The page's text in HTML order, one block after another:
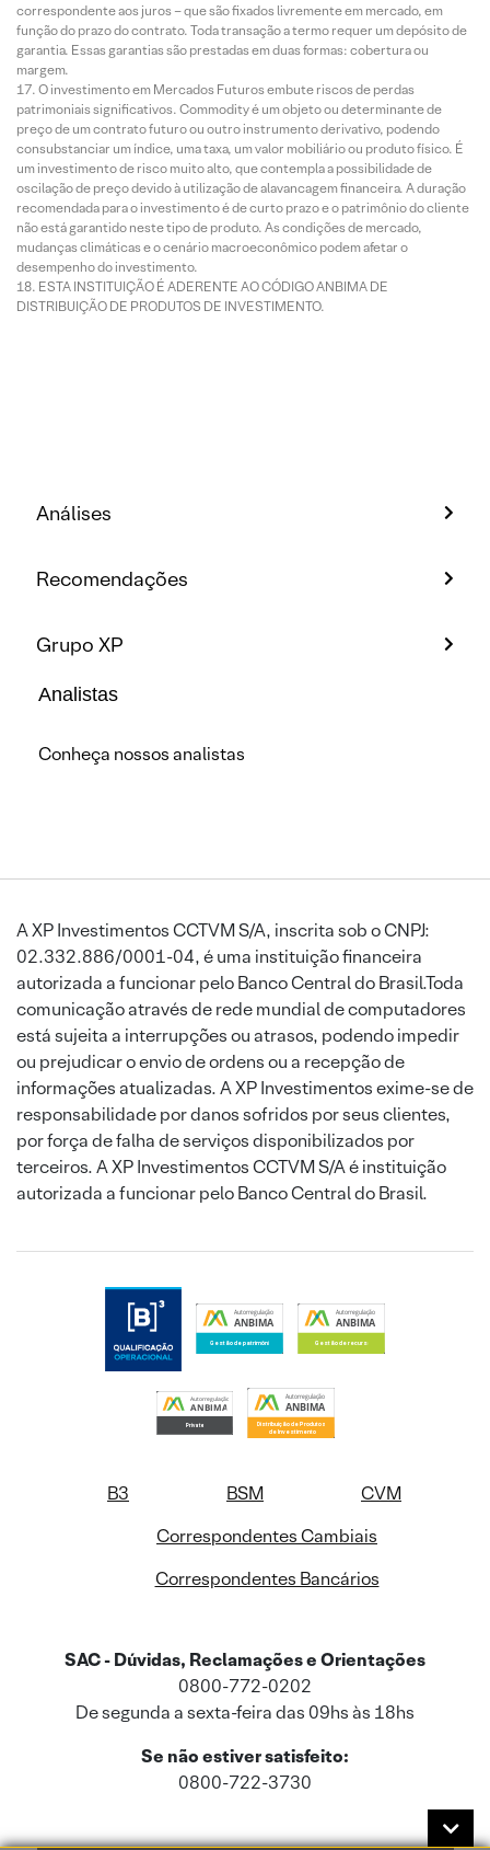
correspondente aos juros – que são fixados livremente em mercado, em
função do prazo do contrato. Toda transação a termo requer um depósito de
garantia. Essas garantias são prestadas em duas formas: cobertura ou
margem.
O investimento em Mercados Futuros embute riscos de perdas
patrimoniais significativos. Commodity é um objeto ou determinante de
preço de um contrato futuro ou outro instrumento derivativo, podendo
consubstanciar um índice, uma taxa, um valor mobiliário ou produto físico. É
um investimento de risco muito alto, que contempla a possibilidade de
oscilação de preço devido à utilização de alavancagem financeira. A duração
recomendada para o investimento é de curto prazo e o patrimônio do cliente
não está garantido neste tipo de produto. As condições de mercado,
mudanças climáticas e o cenário macroeconômico podem afetar o
desempenho do investimento.
ESTA INSTITUIÇÃO É ADERENTE AO CÓDIGO ANBIMA DE
DISTRIBUIÇÃO DE PRODUTOS DE INVESTIMENTO.
Análises
Recomendações
Grupo XP
Analistas
Conheça nossos analistas
A XP Investimentos CCTVM S/A, inscrita sob o CNPJ:
02.332.886/0001-04, é uma instituição financeira
autorizada a funcionar pelo Banco Central do Brasil.Toda
comunicação através de rede mundial de computadores
está sujeita a interrupções ou atrasos, podendo impedir
ou prejudicar o envio de ordens ou a recepção de
informações atualizadas. A XP Investimentos exime-se de
responsabilidade por danos sofridos por seus clientes,
por força de falha de serviços disponibilizados por
terceiros. A XP Investimentos CCTVM S/A é instituição
autorizada a funcionar pelo Banco Central do Brasil.
B3 BSM
CVM
Correspondentes Cambiais
Correspondentes Bancários
SAC - Dúvidas, Reclamações e Orientações
0800-772-0202
De segunda a sexta-feira das 09hs às 18hs
Se não estiver satisfeito:
0800-722-3730